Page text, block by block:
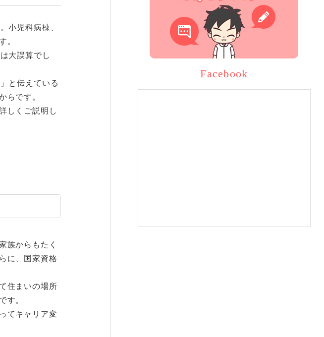
小児科病棟、
。
大誤算でし
と伝えている
らです。
しくご説明し
族からもたく
に、国家資格
住まいの場所
す。
てキャリア変
Facebook